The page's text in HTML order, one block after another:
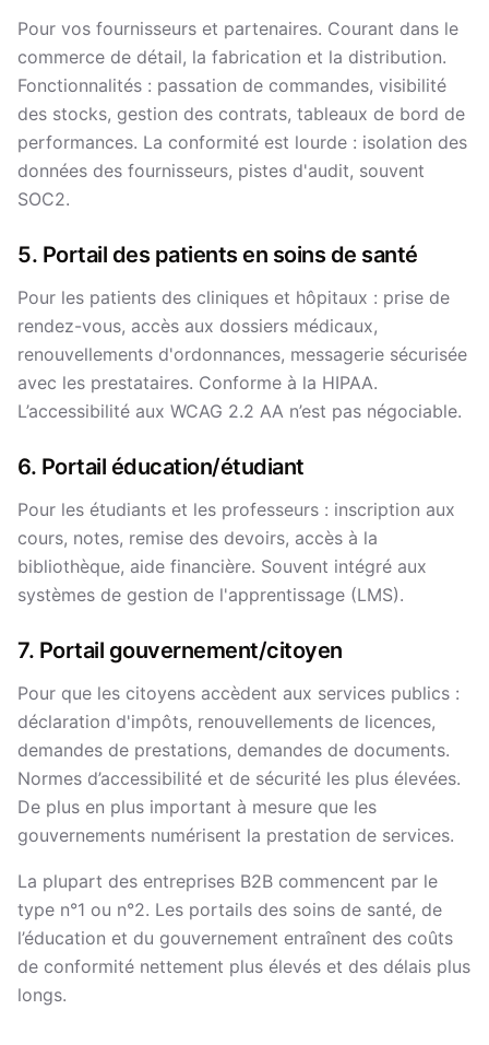
Pour vos fournisseurs et partenaires. Courant dans le
commerce de détail, la fabrication et la distribution.
Fonctionnalités : passation de commandes, visibilité
des stocks, gestion des contrats, tableaux de bord de
performances. La conformité est lourde : isolation des
données des fournisseurs, pistes d'audit, souvent
SOC2.
5. Portail des patients en soins de santé
Pour les patients des cliniques et hôpitaux : prise de
rendez-vous, accès aux dossiers médicaux,
renouvellements d'ordonnances, messagerie sécurisée
avec les prestataires. Conforme à la HIPAA.
L’accessibilité aux WCAG 2.2 AA n’est pas négociable.
6. Portail éducation/étudiant
Pour les étudiants et les professeurs : inscription aux
cours, notes, remise des devoirs, accès à la
bibliothèque, aide financière. Souvent intégré aux
systèmes de gestion de l'apprentissage (LMS).
7. Portail gouvernement/citoyen
Pour que les citoyens accèdent aux services publics :
déclaration d'impôts, renouvellements de licences,
demandes de prestations, demandes de documents.
Normes d’accessibilité et de sécurité les plus élevées.
De plus en plus important à mesure que les
gouvernements numérisent la prestation de services.
La plupart des entreprises B2B commencent par le
type n°1 ou n°2. Les portails des soins de santé, de
l’éducation et du gouvernement entraînent des coûts
de conformité nettement plus élevés et des délais plus
longs.